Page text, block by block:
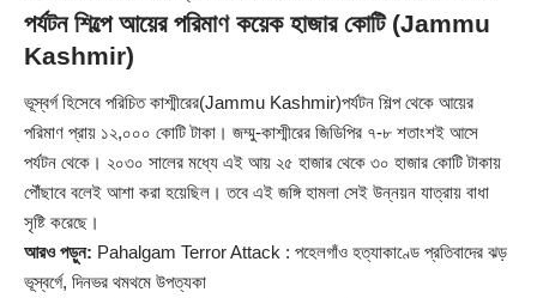
পর্যটন শিল্পে আয়ের পরিমাণ কয়েক হাজার কোটি (Jammu
Kashmir)
ভূস্বর্গ হিসেবে পরিচিত কাশ্মীরের(Jammu Kashmir)পর্যটন শিল্প থেকে আয়ের
পরিমাণ প্রায় ১২,০০০ কোটি টাকা। জম্মু-কাশ্মীরের জিডিপির ৭-৮ শতাংশই আসে
পর্যটন থেকে। ২০৩০ সালের মধ্যে এই আয় ২৫ হাজার থেকে ৩০ হাজার কোটি টাকায়
পৌঁছাবে বলেই আশা করা হয়েছিল। তবে এই জঙ্গি হামলা সেই উন্নয়ন যাত্রায় বাধা
সৃষ্টি করেছে।
আরও পড়ুন: Pahalgam Terror Attack : পহেলগাঁও হত্যাকাণ্ডে প্রতিবাদের ঝড়
ভূস্বর্গে, দিনভর থমথমে উপত্যকা